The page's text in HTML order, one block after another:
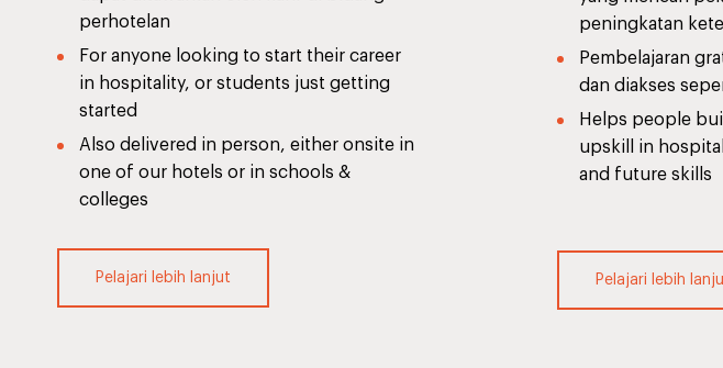
perhotelan
For anyone looking to start their career
in hospitality, or students just getting
started
Also delivered in person, either onsite in
one of our hotels or in schools &
colleges
Pelajari lebih lanjut
peningkatan
Pembelajaran
dan diakses
Helps people
upskill in
and future skills
Pelajari lebih